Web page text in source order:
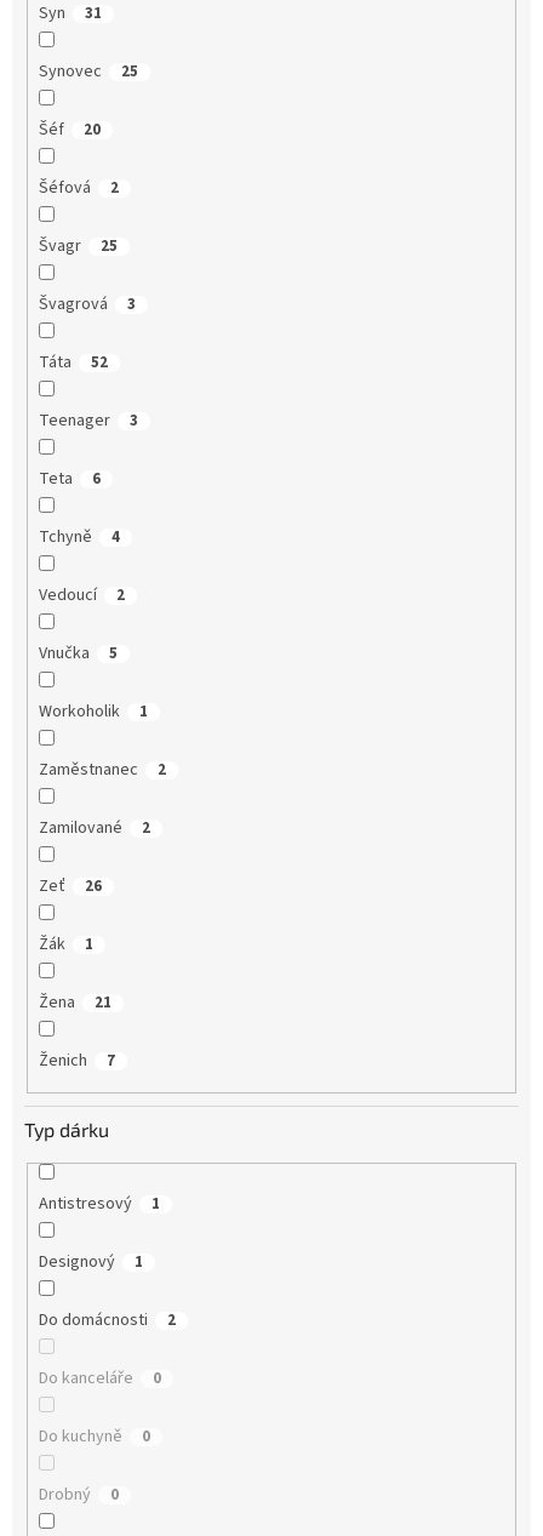
Syn 31
Synovec 25
Šéf 20
Šéfová 2
Švagr 25
Švagrová 3
Táta 52
Teenager 3
Teta 6
Tchyně 4
Vedoucí 2
Vnučka 5
Workoholik 1
Zaměstnanec 2
Zamilované 2
Zeť 26
Žák 1
Žena 21
Ženich 7
Typ dárku
Antistresový 1
Designový 1
Do domácnosti 2
Do kanceláře 0
Do kuchyně 0
Drobný 0